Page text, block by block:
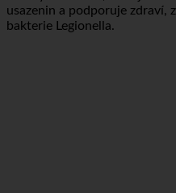
nároky na čištění, snižuje
usazenin a podporuje zdraví,